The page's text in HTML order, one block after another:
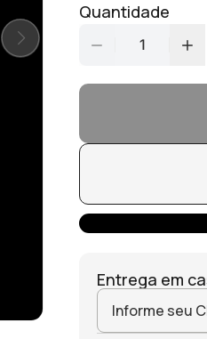
Quantidade
1
Entrega em